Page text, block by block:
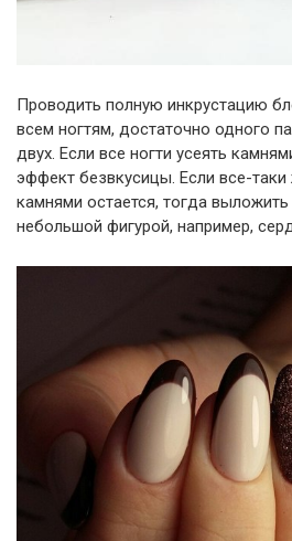
Проводить полную инкрустацию
всем ногтям, достаточно одного
двух. Если все ногти усеять
эффект безвкусицы. Если все-таки
камнями остается, тогда
небольшой фигурой, например,